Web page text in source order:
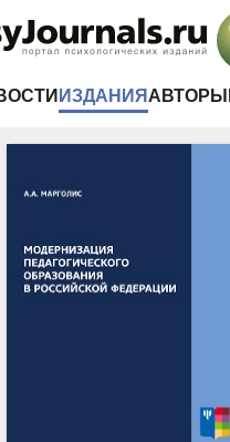
ИЗДАНИЯ АВТОРЫ